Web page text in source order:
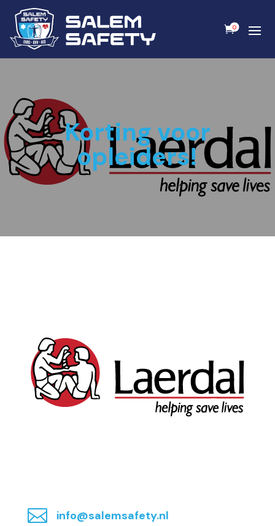
0
Korting voor
opleiders!
 info@salemsafety.nl